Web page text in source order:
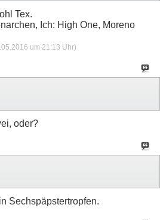
Tex.
Ich: High One, Moreno
um 21:13 Uhr)
oder?
Sechspäpstertropfen.